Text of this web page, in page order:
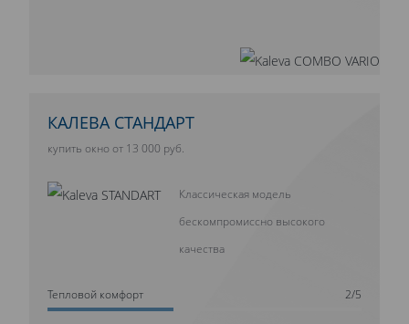
КАЛЕВА СТАНДАРТ
купить окно от 13 000 руб.
Классическая модель
бескомпромиссно высокого
качества
Тепловой комфорт 2/5